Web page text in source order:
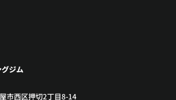
市西区押切2丁目8-14